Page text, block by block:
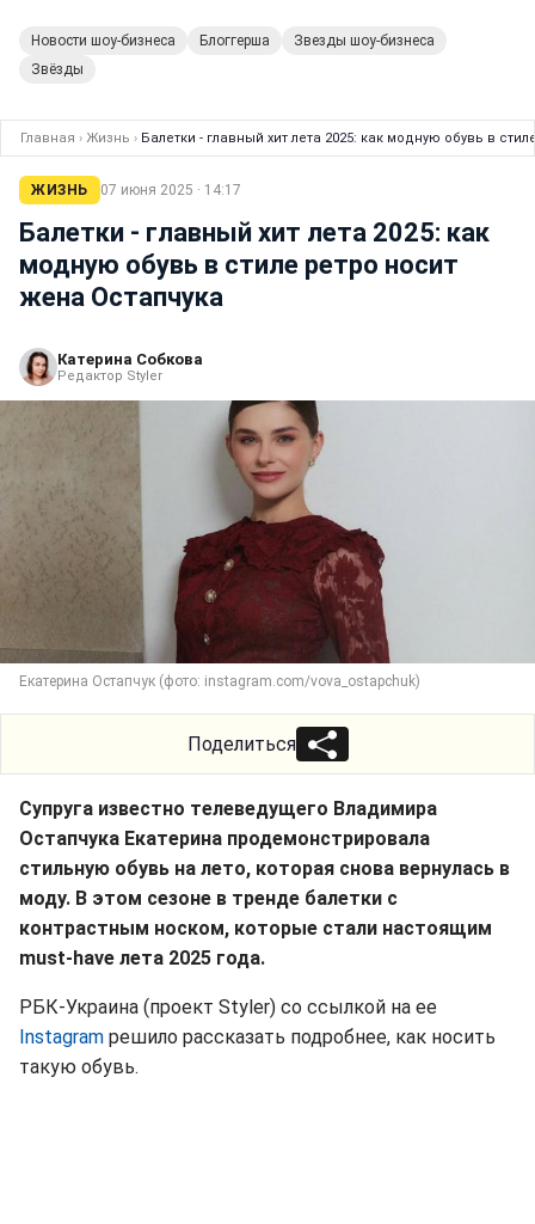
Новости шоу-бизнеса Блоггерша
Звезды шоу-бизнеса
Звёзды
Главная › Жизнь › Балетки - главный хит лета 2025: как модную обувь в
ЖИЗНЬ 07 июня 2025 · 14:17
Балетки - главный хит лета 2025: как
модную обувь в стиле ретро носит
жена Остапчука
Катерина Собкова
Редактор Styler
Екатерина Остапчук (фото: instagram.com/vova_ostapchuk)
Поделиться
Супруга известно телеведущего Владимира
Остапчука Екатерина продемонстрировала
стильную обувь на лето, которая снова вернулась в
моду. В этом сезоне в тренде балетки с
контрастным носком, которые стали настоящим
must-have лета 2025 года.
РБК-Украина (проект Styler) со ссылкой на ее
Instagram решило рассказать подробнее, как носить
такую обувь.